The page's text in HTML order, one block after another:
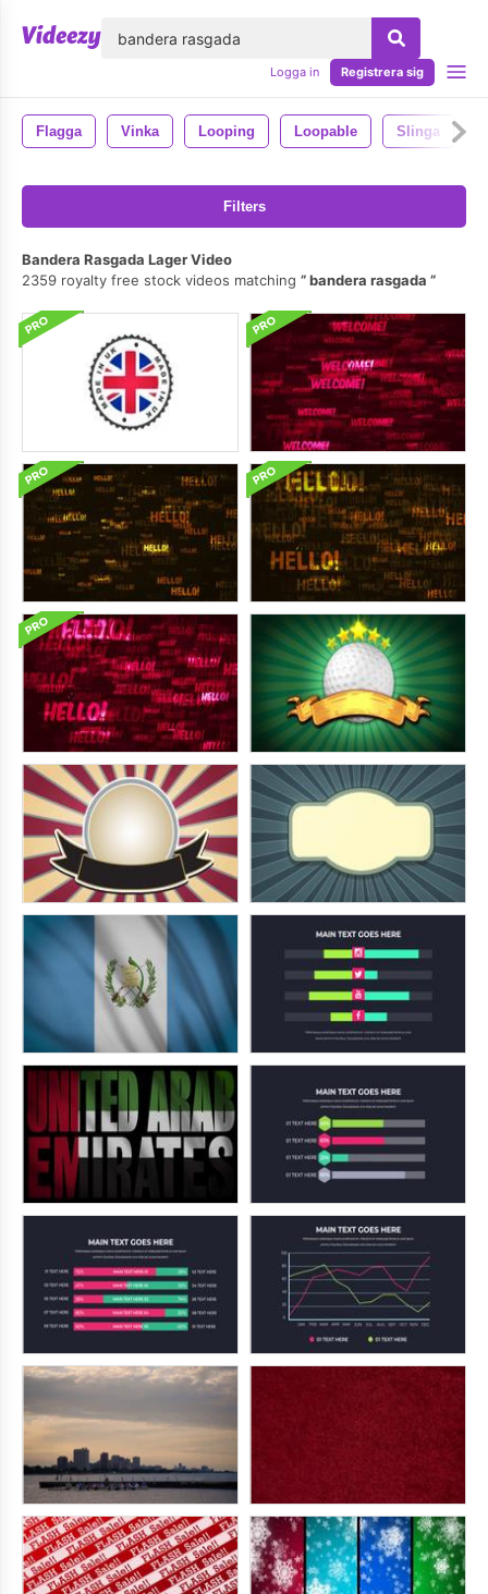
Logga in Registrera sig
Flagga Vinka Looping Loopable Slinga
Filters
Bandera Rasgada Lager Video
2359 royalty free stock videos matching
bandera rasgada